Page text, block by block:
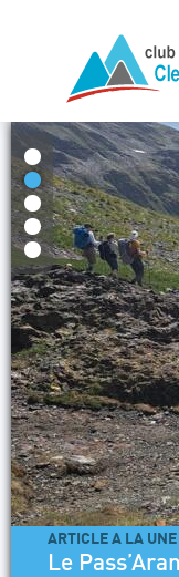
ARTICLE A LA UNE
Le